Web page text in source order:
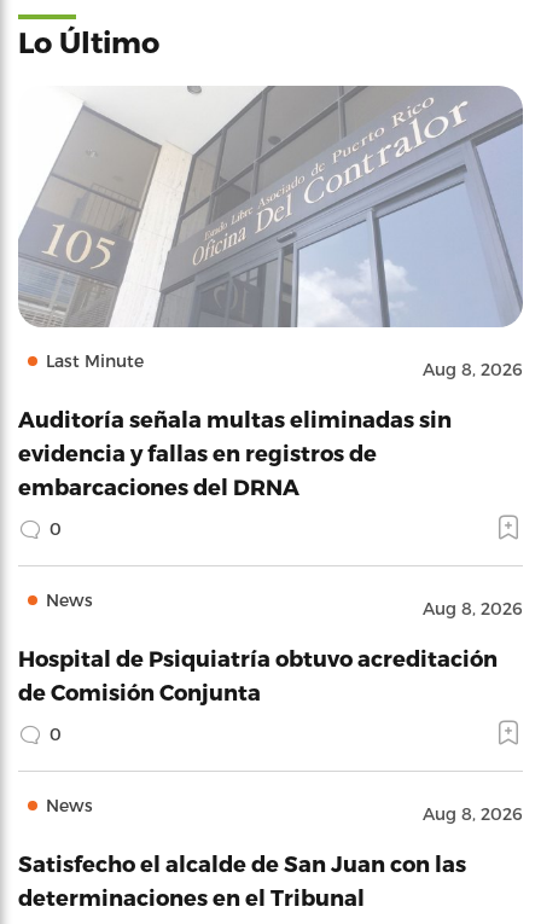
Lo Último
Last Minute Aug 8, 2026
Auditoría señala multas eliminadas sin
evidencia y fallas en registros de
embarcaciones del DRNA
0
News Aug 8, 2026
Hospital de Psiquiatría obtuvo acreditación
de Comisión Conjunta
0
News Aug 8, 2026
Satisfecho el alcalde de San Juan con las
determinaciones en el Tribunal